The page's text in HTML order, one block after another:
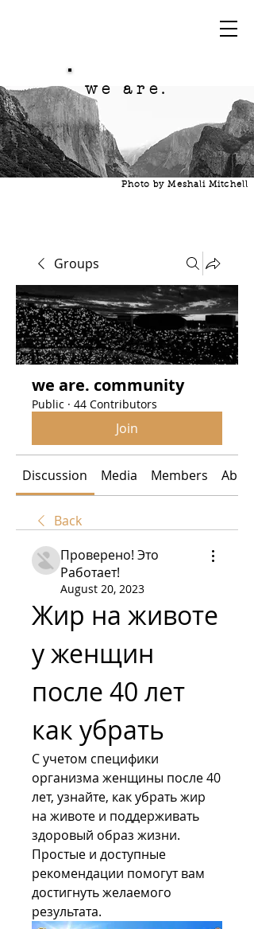
we are.
Photo by Meshali Mitchell
Groups
we are. community
Public · 44 Contributors
Join
Discussion Media Members About
Back
Проверено! Это
Работает!
August 20, 2023
Жир на животе
у женщин
после 40 лет
как убрать
С учетом специфики
организма женщины после 40
лет, узнайте, как убрать жир
на животе и поддерживать
здоровый образ жизни.
Простые и доступные
рекомендации помогут вам
достигнуть желаемого
результата.